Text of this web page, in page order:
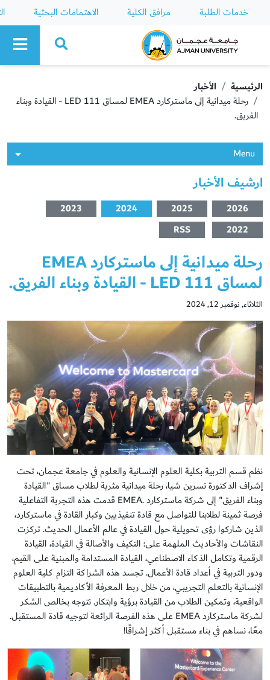
خدمات الطلبة مرافق الكلية الاهتمامات البحثية
Ajman University
الرئيسية
الأخبار
رحلة ميدانية إلى ماستركارد EMEA لمساق LED 111 - القيادة وبناء
الفريق.
Menu
ارشيف الأخبار
2026
2025
2024
2023
2022
RSS
رحلة ميدانية إلى ماستركارد EMEA
لمساق LED 111 - القيادة وبناء الفريق.
الثلاثاء, نوفمبر 12, 2024
نظم قسم التربية بكلية العلوم الإنسانية والعلوم في جامعة عجمان، تحت
إشراف الدكتورة نسرين شيا، رحلة ميدانية مثرية لطلاب مساق "القيادة
وبناء الفريق" إلى شركة ماستركارد .EMEA قدمت هذه التجربة التفاعلية
فرصة ثمينة لطلابنا للتواصل مع قادة تنفيذيين وكبار القادة في ماستركارد،
الذين شاركوا رؤى تحويلية حول القيادة في عالم الأعمال الحديث. تركزت
النقاشات والأحاديث الملهمة على: التكيف والأصالة في القيادة، القيادة
الرقمية وتكامل الذكاء الاصطناعي، القيادة المستدامة والمبنية على القيم،
ودور التربية في أعداد قادة الأعمال. تجسد هذه الشراكة التزام كلية العلوم
الإنسانية بالتعلم التجريبي، من خلال ربط المعرفة الأكاديمية بالتطبيقات
الواقعية، وتمكين الطلاب من القيادة برؤية وابتكار. نتوجه بخالص الشكر
لشركة ماستركارد EMEA على هذه الفرصة الرائعة لتوجيه قادة المستقبل.
معًا، نساهم في بناء مستقبل أكثر إشراقًا!